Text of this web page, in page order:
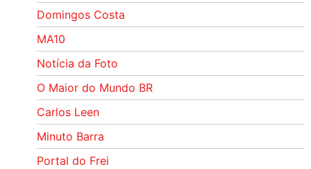
Domingos Costa
MA10
Notícia da Foto
O Maior do Mundo BR
Carlos Leen
Minuto Barra
Portal do Frei